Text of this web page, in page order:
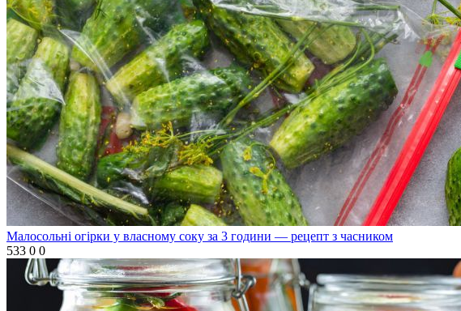
Малосольні огірки у власному соку за 3 години — рецепт з часником
533 0 0